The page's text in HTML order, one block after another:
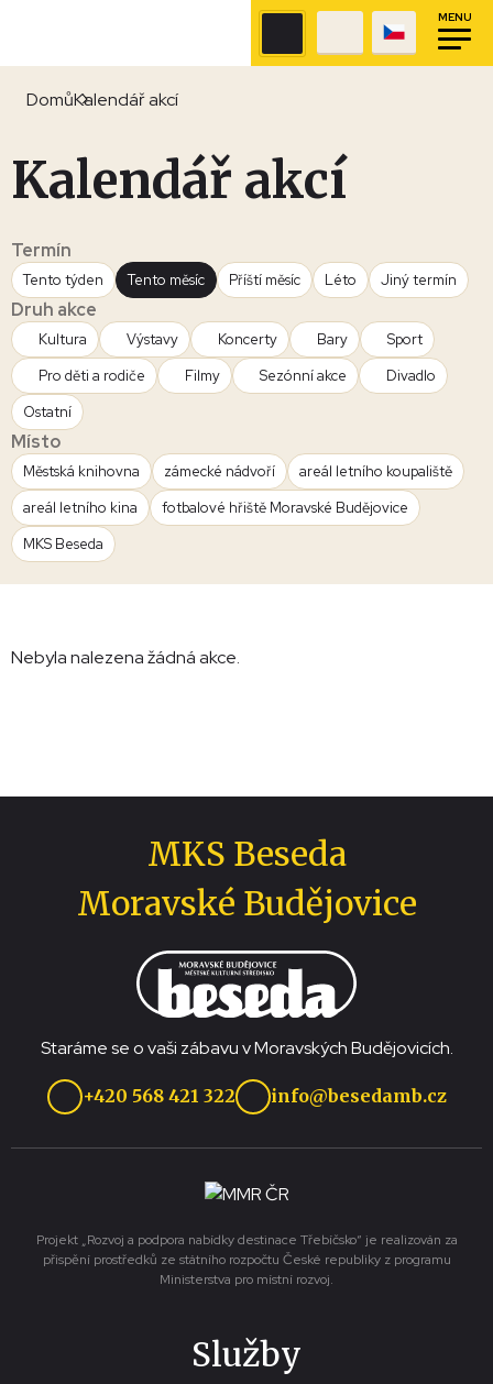
MENU
DomůKalendář akcí
Kalendář akcí
Termín
Tento týden Tento měsíc Příští měsíc Léto Jiný termín
Druh akce
Kultura Výstavy Koncerty Bary
Sport
Pro děti a rodiče
Filmy Sezónní akce
Divadlo
Ostatní
Místo
Městská knihovna zámecké nádvoří
areál letního koupaliště
areál letního kina
fotbalové hřiště Moravské Budějovice
MKS Beseda
Nebyla nalezena žádná akce.
MKS Beseda
Moravské Budějovice
Staráme se o vaši zábavu v Moravských Budějovicích.
+420 568 421 322 info@besedamb.cz
Projekt „Rozvoj a podpora nabídky destinace Třebíčsko“ je realizován za
přispění prostředků ze státního rozpočtu České republiky z programu
Ministerstva pro místní rozvoj.
Služby